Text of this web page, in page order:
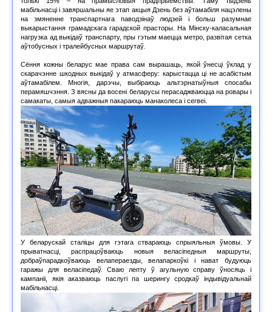
мабільнасці і завяршальны яе этап акцыя Дзень без аўтамабіля нацэлены
на змяненне транспартнага паводзінаў людзей і больш разумнае
выкарыстання грамадскага гарадской прасторы. На Мінску-каласальная
нагрузка ад выкідаў транспарту, пры гэтым маецца метро, развітая сетка
аўтобусных і тралейбусных маршрутаў.
Сёння кожны беларус мае права сам вырашаць, якой ўнесці ўклад у
скарачэнне шкодных выкідаў у атмасферу: карыстацца ці не асабістым
аўтамабілем. Многія, дарэчы, выбіраюць альтэрнатыўныя спосабы
перамяшчэння. З вясны да восені беларусы перасаджваюцца на ровары і
самакаты, самыя адважныя пакараюць манаколеса і сегвеі.
У беларускай сталіцы для гэтага ствараюць спрыяльныя ўмовы. У
прыватнасці, распрацоўваюць новыя веласіпедныя маршруты,
добраўпарадкоўваюць велапераезды, велапаркоўкі і нават будуюць
гаражы для веласіпедаў. Сваю лепту ў агульную справу ўносяць і
кампаніі, якія аказваюць паслугі па шерингу сродкаў індывідуальнай
мабільнасці.